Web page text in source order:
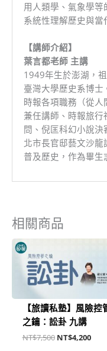
用人類學、氣象學等
系統性理解歷史與當
【講師介紹】
葉言都老師 主講
1949年生於澎湖，
臺灣大學歷史系博
時報各項職務（從
兼任講師、時報旅
問、倪匡科幻小說
北市長官邸藝文沙
普及歷史，作為畢生
相關商品
【旅讀私塾】風險控
之鑰：訟卦 九講
NT$7,500
價
格：
NT$7,500。
NT$4,200
價
格：